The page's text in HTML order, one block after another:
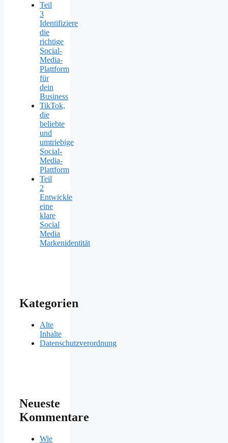
Teil
3
Identifiziere
die
richtige
Social-
Media-
Plattform
für
dein
Business
TikTok,
die
beliebte
und
umtriebige
Social-
Media-
Plattform
Teil
2
Entwickle
eine
klare
Social
Media
Markenidentität
Kategorien
Alte
Inhalte
Datenschutzverordnung
Neueste
Kommentare
Wie